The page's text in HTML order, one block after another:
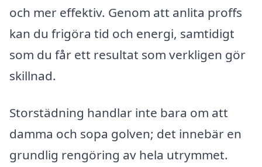
och mer effektiv. Genom att anlita proffs
kan du frigöra tid och energi, samtidigt
som du får ett resultat som verkligen gör
skillnad.
Storstädning handlar inte bara om att
damma och sopa golven; det innebär en
grundlig rengöring av hela utrymmet.